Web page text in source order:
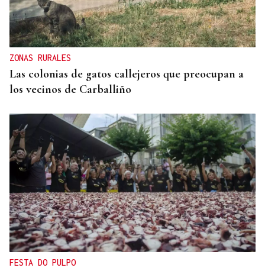
ZONAS RURALES
Las colonias de gatos callejeros que preocupan a
los vecinos de Carballiño
FESTA DO PULPO